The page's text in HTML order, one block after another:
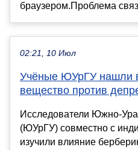
браузером.Проблема
02:21, 10 Июл
Учёные ЮУрГУ нашли
вещество против
Исследователи Южно-
(ЮУрГУ) совместно с
изучили влияние